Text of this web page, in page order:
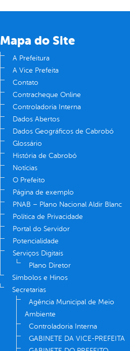
Mapa do Site
A Prefeitura
A Vice Prefeita
Contato
Contracheque Online
Controladoria Interna
Dados Abertos
Dados Geográficos de Cabrobó
Glossário
História de Cabrobó
Notícias
O Prefeito
Página de exemplo
PNAB – Plano Nacional Aldir Blanc
Política de Privacidade
Portal do Servidor
Potencialidade
Serviços Digitais
Plano Diretor
Símbolos e Hinos
Secretarias
Agência Municipal de Meio
Ambiente
Controladoria Interna
GABINETE DA VICE-PREFEITA